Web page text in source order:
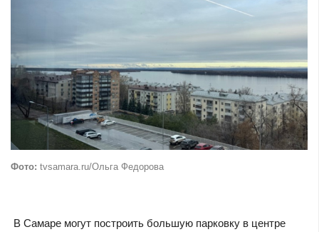
Фото: tvsamara.ru/Ольга Федорова
В Самаре могут построить большую парковку в центре